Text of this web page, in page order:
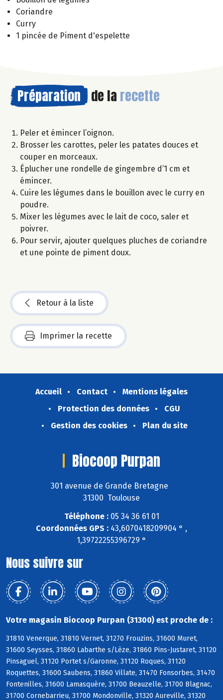
Coriandre
Curry
1 pincée de Piment d'espelette
Préparation de la recette
Peler et émincer l’oignon.
Brosser les carottes, peler les patates douces et
couper en morceaux.
Éplucher une rondelle de gingembre d’1 cm et
émincer.
Cuire les légumes dans le bouillon avec le curry en
poudre.
Mixer les légumes avec le lait de coco, saler et
poivrer.
Pour servir, ajouter quelques pluches de coriandre
et une pointe de piment doux.
Retour à la liste
Imprimer la recette
Accueil Contact
Mentions légales
Protection des données
CGU
Gestion des cookies
Plan du site
Biocoop Purpan
301 avenue de Grande Bretagne
31300 Toulouse
Téléphone :05 34 36 61 01
Coordonnées GPS : 43,6070418209904 ° ,
1,39722255396729 °
Nous suivre sur
Votre magasin Biocoop Purpan (31300) est proche de :
31810 Venerque, 31810 Vernet, 31270 Frouzins, 31600 Muret,
31600 Seysses, 31860 Labarthe s/Lèze, 31860 Pins-Justaret, 31120
Pinsaguel, 31120 Portet s/Garonne, 31120 Roques, 31120
Roquettes, 31600 Saubens, 31860 Villate, 31470 Fonsorbes, 31470
Fontenilles, 31600 Lamasquère, 31700 Beauzelle, 31700 Blagnac,
31700 Cornebarrieu, 31700 Mondonville, 31320 Aureville, 31320